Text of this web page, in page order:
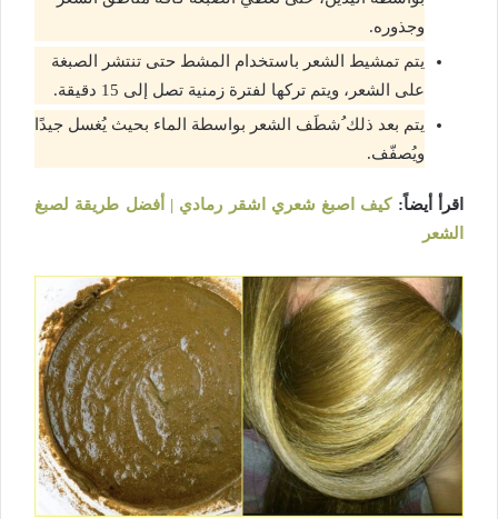
وجذوره.
يتم تمشيط الشعر باستخدام المشط حتى تنتشر الصبغة
على الشعر، ويتم تركها لفترة زمنية تصل إلى 15 دقيقة.
يتم بعد ذلك ُشطَف الشعر بواسطة الماء بحيث يُغسل جيدًا
ويُصفّف.
اقرأ أيضاً:كيف اصبغ شعري اشقر رمادي | أفضل طريقة لصبغ
الشعر